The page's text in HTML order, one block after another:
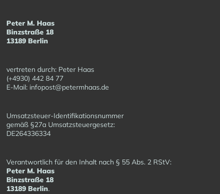
Peter M. Haas
Binzstraße 18
13189 Berlin
vertreten durch: Peter Haas
(+4930) 442 84 77
E-Mail: infopost@petermhaas.de
Umsatzsteuer-Identifikationsnummer
gemäß §27a Umsatzsteuergesetz:
DE264336334
Verantwortlich für den Inhalt nach § 55 Abs. 2 RStV:
Peter M. Haas
Binzstraße 18
13189 Berlin.